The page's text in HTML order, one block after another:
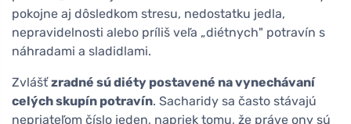
pokojne aj dôsledkom stresu, nedostatku jedla,
nepravidelnosti alebo príliš veľa „diétnych" potravín s
náhradami a sladidlami.
Zvlášťzradné sú diéty postavené na vynechávaní
celých skupín potravín. Sacharidy sa často stávajú
nepriateľom číslo jeden, napriek tomu, že práve ony sú